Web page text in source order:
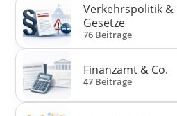
Verkehrspolitik &
Gesetze
76 Beiträge
Finanzamt & Co.
47 Beiträge